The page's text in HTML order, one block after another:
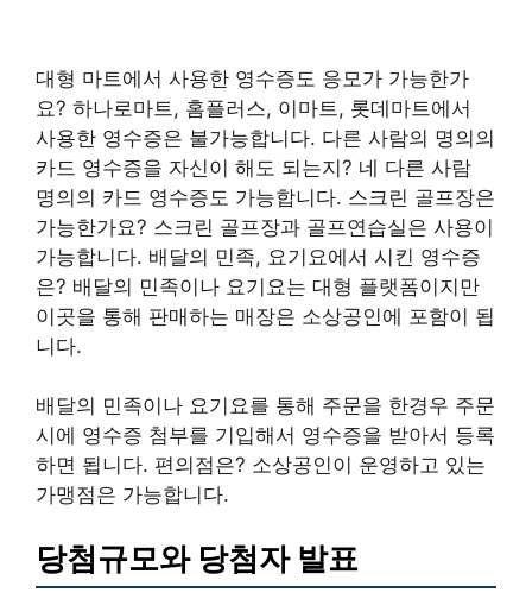
대형 마트에서 사용한 영수증도 응모가 가능한가
요? 하나로마트, 홈플러스, 이마트, 롯데마트에서
사용한 영수증은 불가능합니다. 다른 사람의 명의의
카드 영수증을 자신이 해도 되는지? 네 다른 사람
명의의 카드 영수증도 가능합니다. 스크린 골프장은
가능한가요? 스크린 골프장과 골프연습실은 사용이
가능합니다. 배달의 민족, 요기요에서 시킨 영수증
은? 배달의 민족이나 요기요는 대형 플랫폼이지만
이곳을 통해 판매하는 매장은 소상공인에 포함이 됩
니다.
배달의 민족이나 요기요를 통해 주문을 한경우 주문
시에 영수증 첨부를 기입해서 영수증을 받아서 등록
하면 됩니다. 편의점은? 소상공인이 운영하고 있는
가맹점은 가능합니다.
당첨규모와 당첨자 발표